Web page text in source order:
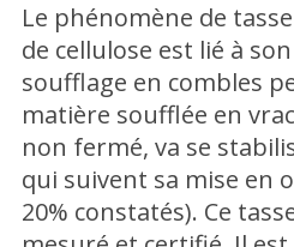
Le phénomène de
de cellulose est lié à
soufflage en combles
matière soufflée en
non fermé, va se
qui suivent sa mise en
20% constatés). Ce